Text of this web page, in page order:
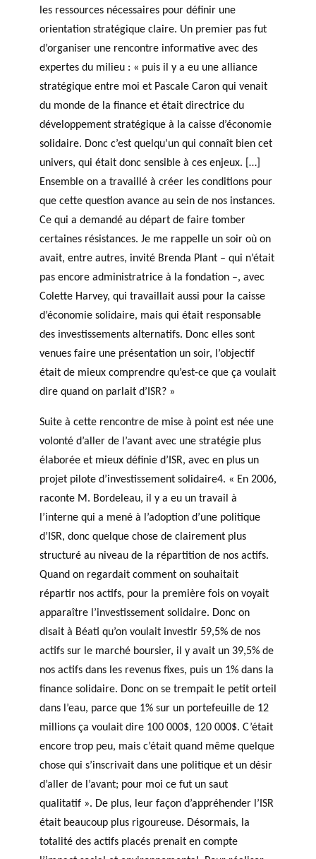
les ressources nécessaires pour définir une
orientation stratégique claire. Un premier pas fut
d’organiser une rencontre informative avec des
expertes du milieu : « puis il y a eu une alliance
stratégique entre moi et Pascale Caron qui venait
du monde de la finance et était directrice du
développement stratégique à la caisse d’économie
solidaire. Donc c’est quelqu’un qui connaît bien cet
univers, qui était donc sensible à ces enjeux. […]
Ensemble on a travaillé à créer les conditions pour
que cette question avance au sein de nos instances.
Ce qui a demandé au départ de faire tomber
certaines résistances. Je me rappelle un soir où on
avait, entre autres, invité Brenda Plant – qui n’était
pas encore administratrice à la fondation –, avec
Colette Harvey, qui travaillait aussi pour la caisse
d’économie solidaire, mais qui était responsable
des investissements alternatifs. Donc elles sont
venues faire une présentation un soir, l’objectif
était de mieux comprendre qu’est-ce que ça voulait
dire quand on parlait d’ISR? »
Suite à cette rencontre de mise à point est née une
volonté d’aller de l’avant avec une stratégie plus
élaborée et mieux définie d’ISR, avec en plus un
projet pilote d’investissement solidaire4. « En 2006,
raconte M. Bordeleau, il y a eu un travail à
l’interne qui a mené à l’adoption d’une politique
d’ISR, donc quelque chose de clairement plus
structuré au niveau de la répartition de nos actifs.
Quand on regardait comment on souhaitait
répartir nos actifs, pour la première fois on voyait
apparaître l’investissement solidaire. Donc on
disait à Béati qu’on voulait investir 59,5% de nos
actifs sur le marché boursier, il y avait un 39,5% de
nos actifs dans les revenus fixes, puis un 1% dans la
finance solidaire. Donc on se trempait le petit orteil
dans l’eau, parce que 1% sur un portefeuille de 12
millions ça voulait dire 100 000$, 120 000$. C’était
encore trop peu, mais c’était quand même quelque
chose qui s’inscrivait dans une politique et un désir
d’aller de l’avant; pour moi ce fut un saut
qualitatif ». De plus, leur façon d’appréhender l’ISR
était beaucoup plus rigoureuse. Désormais, la
totalité des actifs placés prenait en compte